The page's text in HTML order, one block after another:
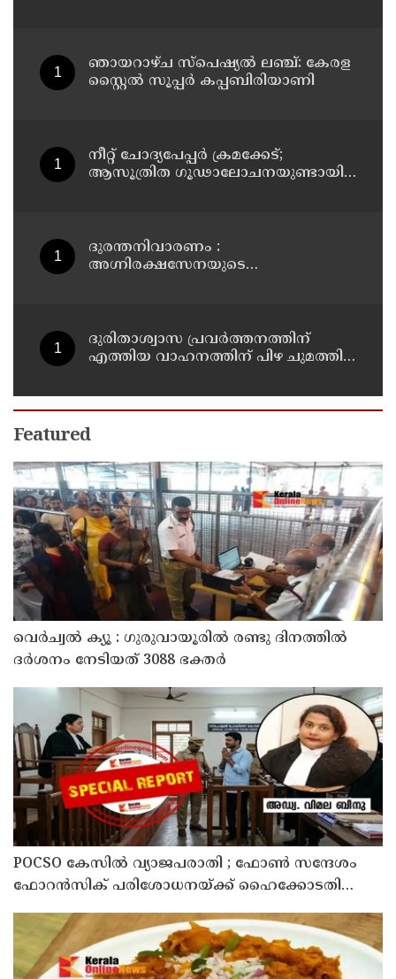
ഞായറാഴ്ച സ്പെഷ്യൽ ലഞ്ച്: കേരള
സ്റ്റൈൽ സൂപ്പർ കപ്പബിരിയാണി
നീറ്റ് ചോദ്യപേപ്പര്‍ ക്രമക്കേട്;
ആസൂത്രിത ഗൂഢാലോചനയുണ്ടായി;
ദുരന്തനിവാരണം :
അഗ്നിരക്ഷസേനയുടെ
ദുരിതാശ്വാസ പ്രവർത്തനത്തിന്
എത്തിയ വാഹനത്തിന് പിഴ ചുമത്തി;
സസ്പെൻഷൻ
Featured
വെർച്വൽ ക്യൂ : ഗുരുവായൂരിൽ രണ്ടു ദിനത്തിൽ
ദർശനം നേടിയത് 3088 ഭക്തർ
POCSO കേസിൽ വ്യാജപരാതി ; ഫോൺ സന്ദേശം
ഫോറൻസിക് പരിശോധനയ്ക്ക് ഹൈക്കോടതി
ട്രാക്ക് കോടതി